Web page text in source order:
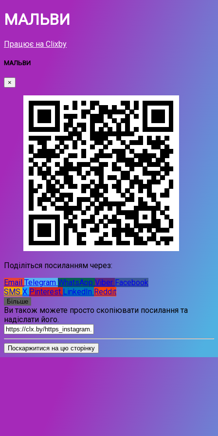
МАЛЬВИ
Працює на Clixby
МАЛЬВИ
×
Поділіться посиланням через:
Email Telegram WhatsApp Viber Facebook
SMS X Pinterest LinkedIn Reddit
Більше
Ви також можете просто скопіювати посилання та
надіслати його.
Поскаржитися на цю сторінку